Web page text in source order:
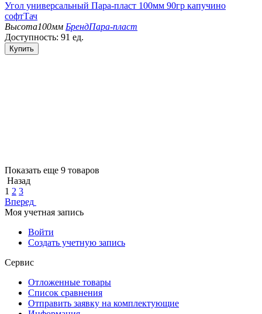
Угол универсальный Пара-пласт 100мм 90гр капучино
софтТач
Высота100мм БрендПара-пласт
Доступность: 91 ед.
Купить
Показать еще 9 товаров
Назад
1 2 3
Вперед
Моя учетная запись
Войти
Создать учетную запись
Сервис
Отложенные товары
Список сравнения
Отправить заявку на комплектующие